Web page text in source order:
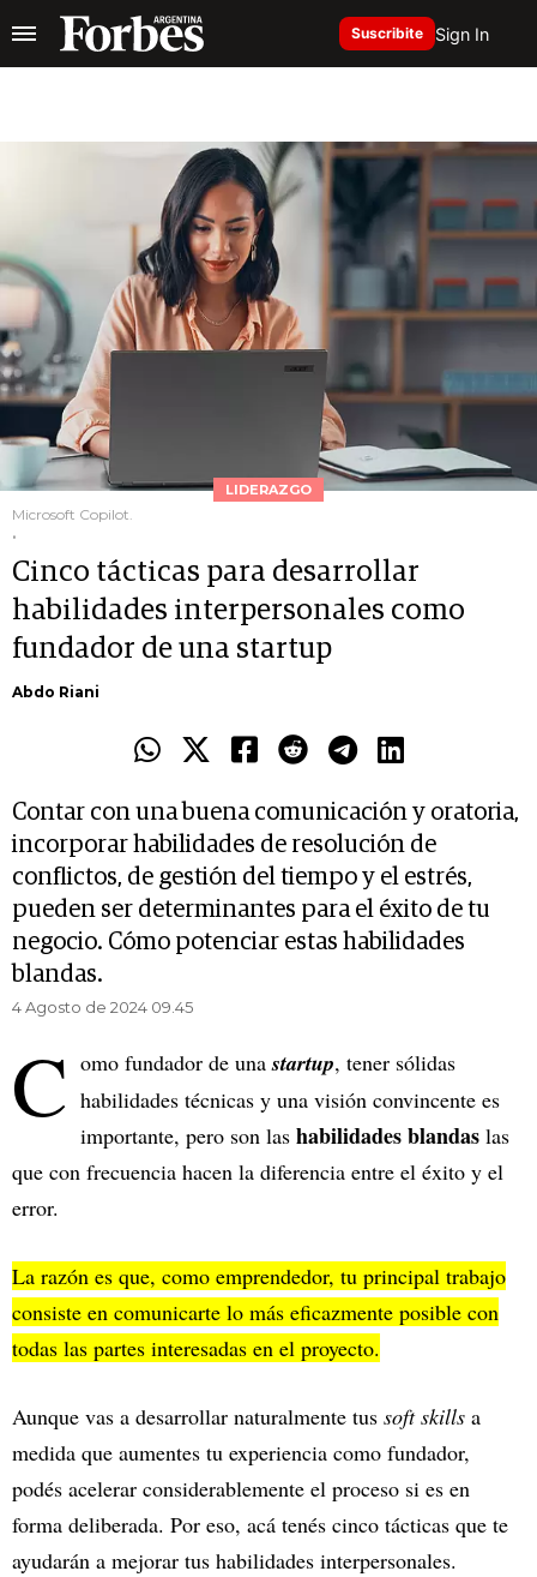
Suscribite Sign In
LIDERAZGO
Microsoft Copilot.
.
Cinco tácticas para desarrollar
habilidades interpersonales como
fundador de una startup
Abdo Riani
Contar con una buena comunicación y oratoria,
incorporar habilidades de resolución de
conflictos, de gestión del tiempo y el estrés,
pueden ser determinantes para el éxito de tu
negocio. Cómo potenciar estas habilidades
blandas.
4 Agosto de 2024 09.45
C omo fundador de unastartup, tener sólidas
habilidades técnicas y una visión convincente es
importante, pero son las habilidades blandas las
que con frecuencia hacen la diferencia entre el éxito y el
error.
La razón es que, como emprendedor, tu principal trabajo
consiste en comunicarte lo más eficazmente posible con
todas las partes interesadas en el proyecto.
Aunque vas a desarrollar naturalmente tus soft skills a
medida que aumentes tu experiencia como fundador,
podés acelerar considerablemente el proceso si es en
forma deliberada. Por eso, acá tenés cinco tácticas que te
ayudarán a mejorar tus habilidades interpersonales.